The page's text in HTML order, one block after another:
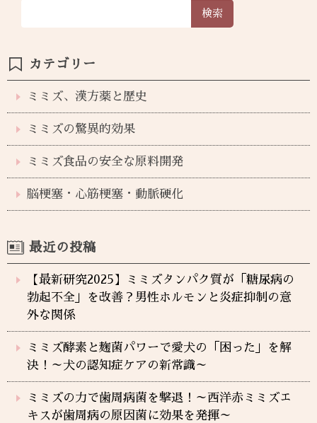
検索
カテゴリー
ミミズ、漢方薬と歴史
ミミズの驚異的効果
ミミズ食品の安全な原料開発
脳梗塞・心筋梗塞・動脈硬化
最近の投稿
【最新研究2025】ミミズタンパク質が「糖尿病の
勃起不全」を改善？男性ホルモンと炎症抑制の意
外な関係
ミミズ酵素と麹菌パワーで愛犬の「困った」を解
決！～犬の認知症ケアの新常識～
ミミズの力で歯周病菌を撃退！～西洋赤ミミズエ
キスが歯周病の原因菌に効果を発揮～